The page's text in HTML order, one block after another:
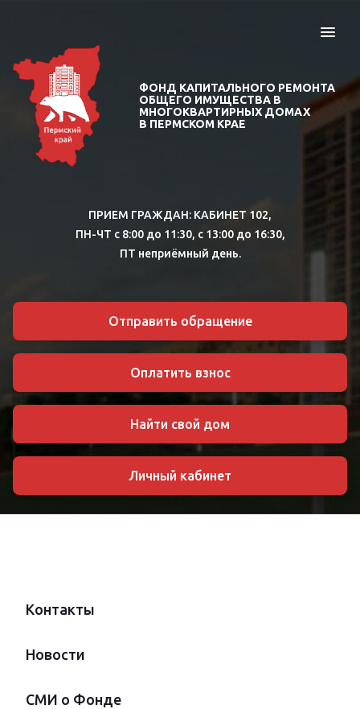
ФОНД КАПИТАЛЬНОГО РЕМОНТА
ОБЩЕГО ИМУЩЕСТВА В
МНОГОКВАРТИРНЫХ ДОМАХ
В ПЕРМСКОМ КРАЕ
ПРИЕМ ГРАЖДАН: КАБИНЕТ 102,
ПН-ЧТ с 8:00 до 11:30, с 13:00 до 16:30,
ПТ неприёмный день.
Отправить обращение
Оплатить взнос
Найти свой дом
Личный кабинет
Контакты
Новости
СМИ о Фонде